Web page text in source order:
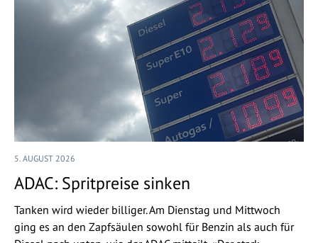
5. AUGUST 2026
ADAC: Spritpreise sinken
Tanken wird wieder billiger. Am Dienstag und Mittwoch
ging es an den Zapfsäulen sowohl für Benzin als auch für